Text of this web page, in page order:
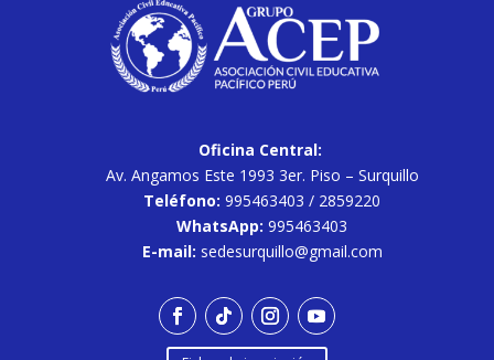
Oficina Central:
Av. Angamos Este 1993 3er. Piso – Surquillo
Teléfono: 995463403 / 2859220
WhatsApp: 995463403
E-mail: sedesurquillo@gmail.com